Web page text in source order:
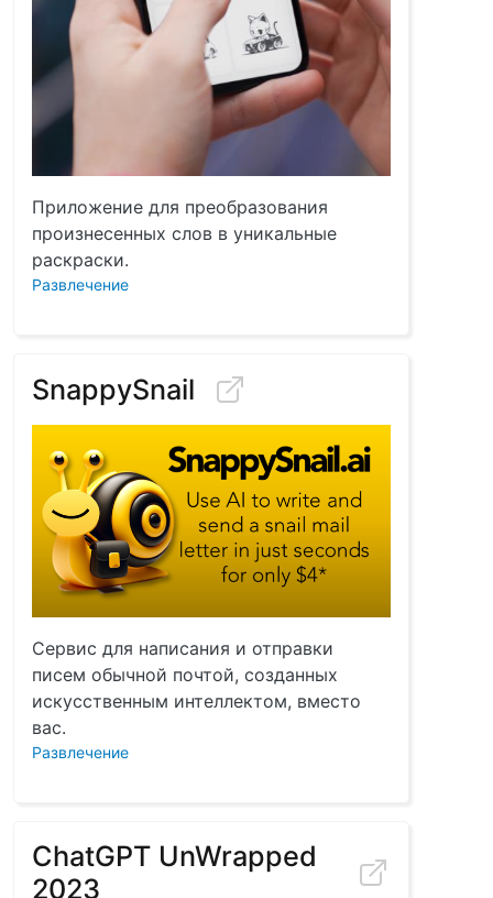
Приложение для преобразования
произнесенных слов в уникальные
раскраски.
Развлечение
SnappySnail
Сервис для написания и отправки
писем обычной почтой, созданных
искусственным интеллектом, вместо
вас.
Развлечение
ChatGPT UnWrapped
2023